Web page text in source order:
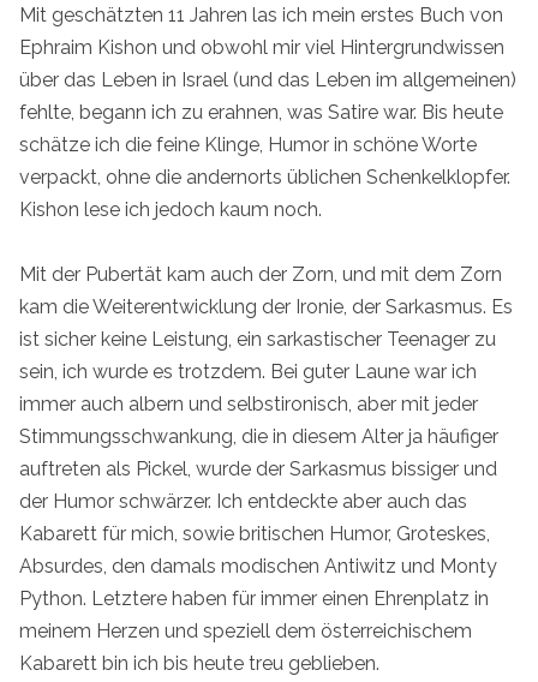
Mit geschätzten 11 Jahren las ich mein erstes Buch von
Ephraim Kishon und obwohl mir viel Hintergrundwissen
über das Leben in Israel (und das Leben im allgemeinen)
fehlte, begann ich zu erahnen, was Satire war. Bis heute
schätze ich die feine Klinge, Humor in schöne Worte
verpackt, ohne die andernorts üblichen Schenkelklopfer.
Kishon lese ich jedoch kaum noch.
Mit der Pubertät kam auch der Zorn, und mit dem Zorn
kam die Weiterentwicklung der Ironie, der Sarkasmus. Es
ist sicher keine Leistung, ein sarkastischer Teenager zu
sein, ich wurde es trotzdem. Bei guter Laune war ich
immer auch albern und selbstironisch, aber mit jeder
Stimmungsschwankung, die in diesem Alter ja häufiger
auftreten als Pickel, wurde der Sarkasmus bissiger und
der Humor schwärzer. Ich entdeckte aber auch das
Kabarett für mich, sowie britischen Humor, Groteskes,
Absurdes, den damals modischen Antiwitz und Monty
Python. Letztere haben für immer einen Ehrenplatz in
meinem Herzen und speziell dem österreichischem
Kabarett bin ich bis heute treu geblieben.